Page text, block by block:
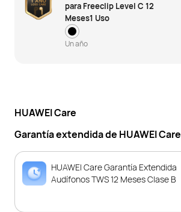
para Freeclip Level C 12
Meses1 Uso
Un año
HUAWEI Care
Garantía extendida de HUAWEI Care
HUAWEI Care Garantía Extendida
Audífonos TWS 12 Meses Clase B